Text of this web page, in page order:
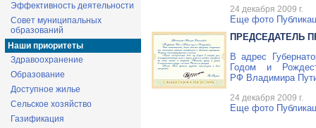
Эффективность деятельности
Совет муниципальных
образований
Наши приоритеты
Здравоохранение
Образование
Доступное жилье
Сельское хозяйство
Газификация
24 декабря 2009 г.
Еще фото
ПРЕДСЕДАТЕЛЬ
В адрес
Годом и
РФ Владимира
24 декабря 2009 г.
Еще фото